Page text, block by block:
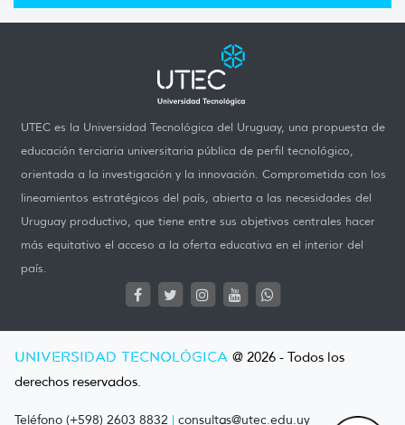
UTEC es la Universidad Tecnológica del Uruguay, una propuesta de
educación terciaria universitaria pública de perfil tecnológico,
orientada a la investigación y la innovación. Comprometida con los
lineamientos estratégicos del país, abierta a las necesidades del
Uruguay productivo, que tiene entre sus objetivos centrales hacer
más equitativo el acceso a la oferta educativa en el interior del
país.
UNIVERSIDAD TECNOLÓGICA @ 2026 - Todos los
derechos reservados.
Teléfono (+598) 2603 8832 | consultas@utec.edu.uy